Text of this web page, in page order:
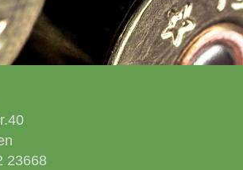
23668